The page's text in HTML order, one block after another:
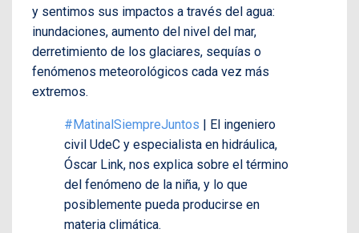
y sentimos sus impactos a través del agua:
inundaciones, aumento del nivel del mar,
derretimiento de los glaciares, sequías o
fenómenos meteorológicos cada vez más
extremos.
#MatinalSiempreJuntos | El ingeniero
civil UdeC y especialista en hidráulica,
Óscar Link, nos explica sobre el término
del fenómeno de la niña, y lo que
posiblemente pueda producirse en
materia climática.